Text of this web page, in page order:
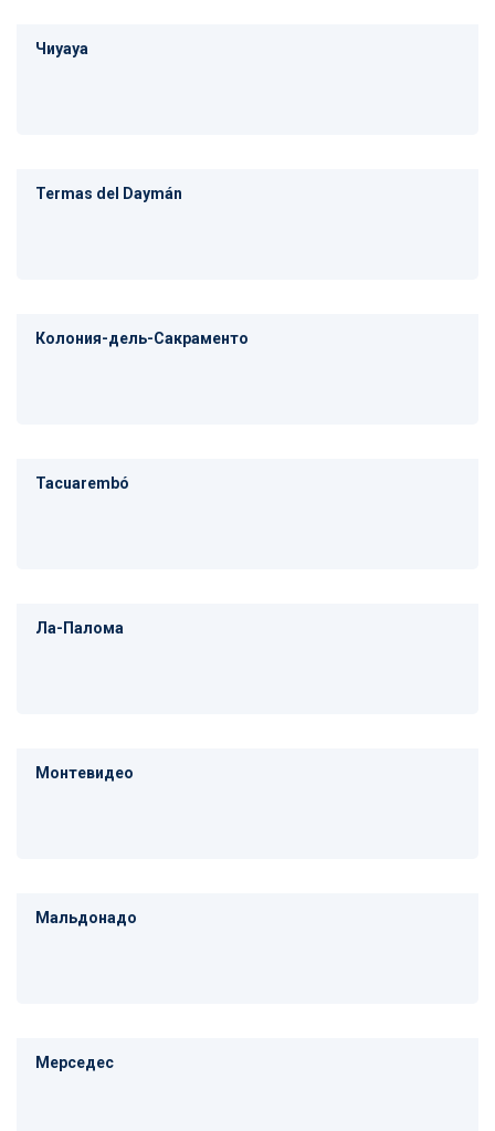
Чиуауа
Termas del Daymán
Колония-дель-Сакраменто
Tacuarembó
Ла-Палома
Монтевидео
Мальдонадо
Мерседес